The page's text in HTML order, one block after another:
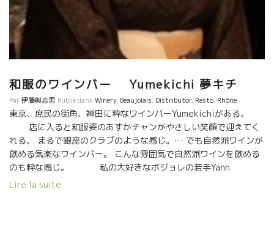
和服のワインバー Yumekichi 夢キチ
Par伊藤與志男 Publié dans Winery, Beaujolais, Distributor, Resto, Rhône
東京、庶民の街角、神田に粋なワインバーYumekichiがある。
店に入ると和服姿のあすかチャンがやさしい笑顔で迎えてく
れる。 まるで銀座のクラブのような感じ。… でも自然派ワインが
飲める気楽なワインバー。 こんな雰囲気で自然派ワインを飲める
のも粋な感じ。 私の大好きなボジョレの若手Yann
Bertrandヤン・ベルトランのMorgonモルゴンがあった。 若手の
Lire la suite